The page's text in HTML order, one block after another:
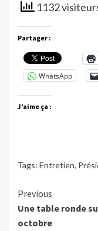
1132
Partager :
WhatsApp
J’aime ça :
Tags: Entretien,
Continue
Reading
Previous
Une table ronde
octobre